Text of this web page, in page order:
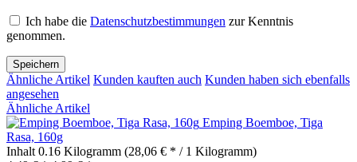
Ich habe die Datenschutzbestimmungen zur Kenntnis
genommen.
Speichern
Ähnliche Artikel Kunden kauften auch Kunden haben sich ebenfalls
angesehen
Ähnliche Artikel
Emping Boemboe, Tiga
Rasa, 160g
Inhalt 0.16 Kilogramm (28,06 € * / 1 Kilogramm)